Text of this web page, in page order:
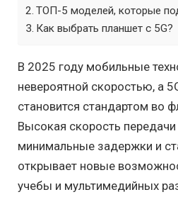
ТОП-5 моделей, которые
Как выбрать планшет с 5G?
В 2025 году мобильные
невероятной скоростью, а
становится стандартом во
Высокая скорость
минимальные задержки и
открывает новые
учебы и мультимедийных